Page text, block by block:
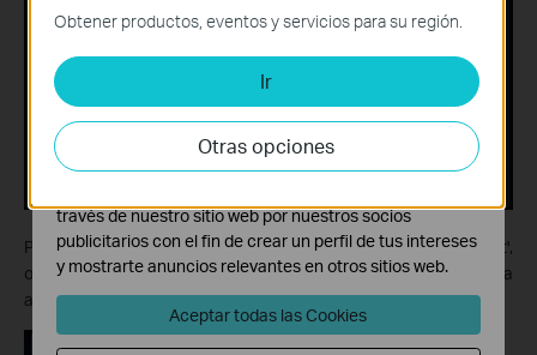
Para Regular Linkage, podemos elegir 'Buzzer' y 'Screen Prompt',
o entintar con cualquier puerto de salida, cuando se activa la
alarma permitirá que el puerto vinculado emita señal.
Obtener productos, eventos y servicios para su región.
Ir
Otras opciones
Estas cookies son necesarias para el funcionamiento
del sitio web y no pueden desactivarse en tu sistema.
Cookies de Análisis y de Marketing
Las cookies de análisis nos permiten analizar tus
actividades en nuestro sitio web con el fin de mejorar y
adaptar la funcionalidad del mismo.
través de nuestro sitio web por nuestros socios
publicitarios con el fin de crear un perfil de tus intereses
y mostrarte anuncios relevantes en otros sitios web.
Aceptar todas las Cookies